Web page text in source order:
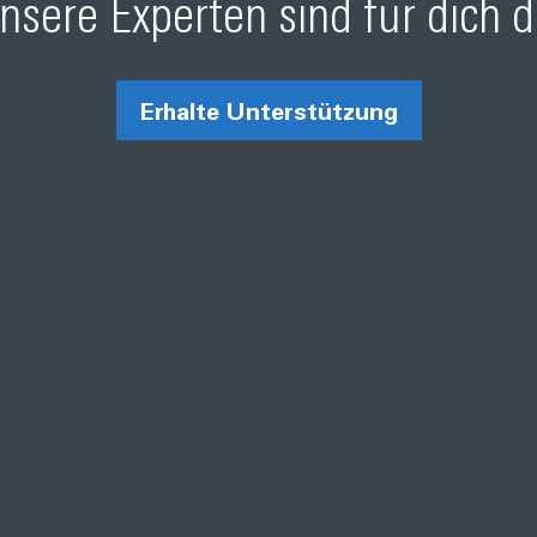
Experten sind für dich
Erhalte Unterstützung